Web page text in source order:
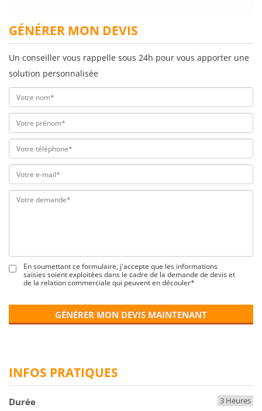
GÉNÉRER MON DEVIS
Un conseiller vous rappelle sous 24h pour vous apporter une
solution personnalisée
En soumettant ce formulaire, j'accepte que les informations
saisies soient exploitées dans le cadre de la demande de devis et
de la relation commerciale qui peuvent en découler*
GÉNÉRER MON DEVIS MAINTENANT
INFOS PRATIQUES
Durée 3 Heures